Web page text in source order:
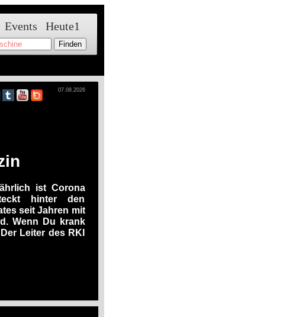
Events Heute1
07.08.2026
ist Corona
hinter den
seit Jahren mit
Wenn Du krank
Leiter des RKI